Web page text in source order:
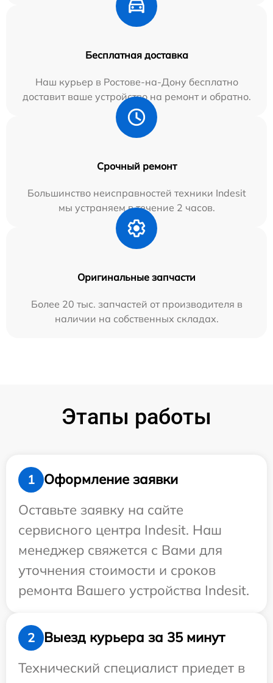
Бесплатная доставка
Наш курьер в Ростове-на-Дону бесплатно
доставит ваше устройство на ремонт и обратно.
Срочный ремонт
Большинство неисправностей техники Indesit
мы устраняем в течение 2 часов.
Оригинальные запчасти
Более 20 тыс. запчастей от производителя в
наличии на собственных складах.
Этапы работы
1
Оформление заявки
Оставьте заявку на сайте
сервисного центра Indesit. Наш
менеджер свяжется с Вами для
уточнения стоимости и сроков
ремонта Вашего устройства Indesit.
2
Выезд курьера за 35 минут
Технический специалист приедет в